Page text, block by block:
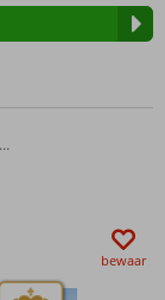
bewaar